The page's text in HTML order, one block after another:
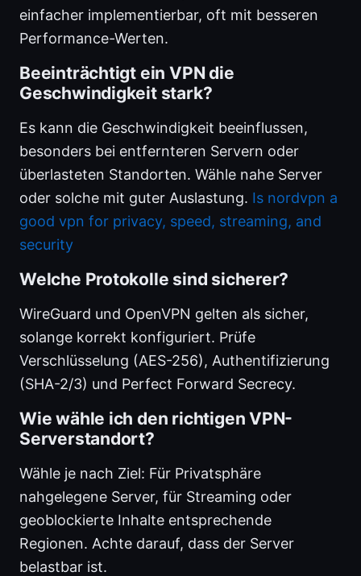
einfacher implementierbar, oft mit besseren
Performance-Werten.
Beeinträchtigt ein VPN die
Geschwindigkeit stark?
Es kann die Geschwindigkeit beeinflussen,
besonders bei entfernteren Servern oder
überlasteten Standorten. Wähle nahe Server
oder solche mit guter Auslastung. Is nordvpn a
good vpn for privacy, speed, streaming, and
security
Welche Protokolle sind sicherer?
WireGuard und OpenVPN gelten als sicher,
solange korrekt konfiguriert. Prüfe
Verschlüsselung (AES-256), Authentifizierung
(SHA-2/3) und Perfect Forward Secrecy.
Wie wähle ich den richtigen VPN-
Serverstandort?
Wähle je nach Ziel: Für Privatsphäre
nahgelegene Server, für Streaming oder
geoblockierte Inhalte entsprechende
Regionen. Achte darauf, dass der Server
belastbar ist.